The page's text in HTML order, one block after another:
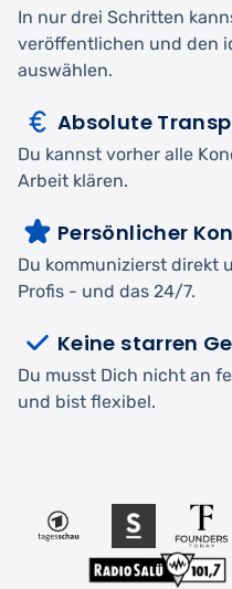
In nur drei Schritten
veröffentlichen und den
auswählen.
Absolute
Du kannst vorher alle
Arbeit klären.
Persönlicher
Du kommunizierst direkt
Profis - und das 24/7.
Keine starren
Du musst Dich nicht an
und bist flexibel.